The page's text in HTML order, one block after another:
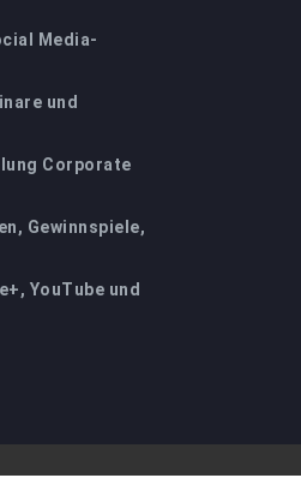
Media-
und
Corporate
Gewinnspiele,
YouTube und